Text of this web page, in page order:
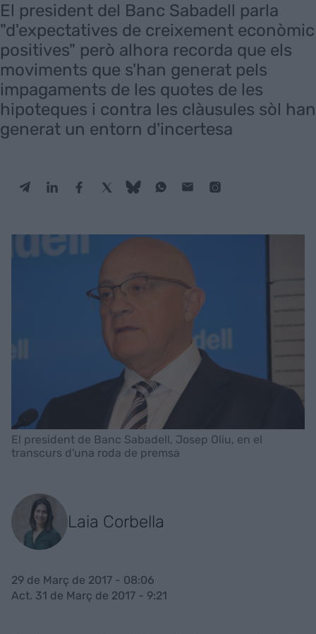
El president del Banc Sabadell parla
"d'expectatives de creixement econòmic
positives" però alhora recorda que els
moviments que s'han generat pels
impagaments de les quotes de les
hipoteques i contra les clàusules sòl han
generat un entorn d'incertesa
El president de Banc Sabadell, Josep Oliu, en el
transcurs d'una roda de premsa
Laia Corbella
29 de Març de 2017 - 08:06
Act. 31 de Març de 2017 - 9:21